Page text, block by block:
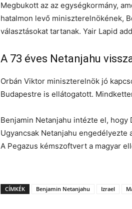
Megbukott az az egységkormány,
hatalmon levő miniszterelnökének,
választásokat tartanak. Yair Lapid
A 73 éves Netanjahu
Orbán Viktor miniszterelnök jó
Budapestre is ellátogatott.
Benjamin Netanjahu intézte el,
Ugyancsak Netanjahu engedélyezte
A Pegazus kémszoftvert a magyar
CÍMKÉK Benjamin Netanjahu Izrael